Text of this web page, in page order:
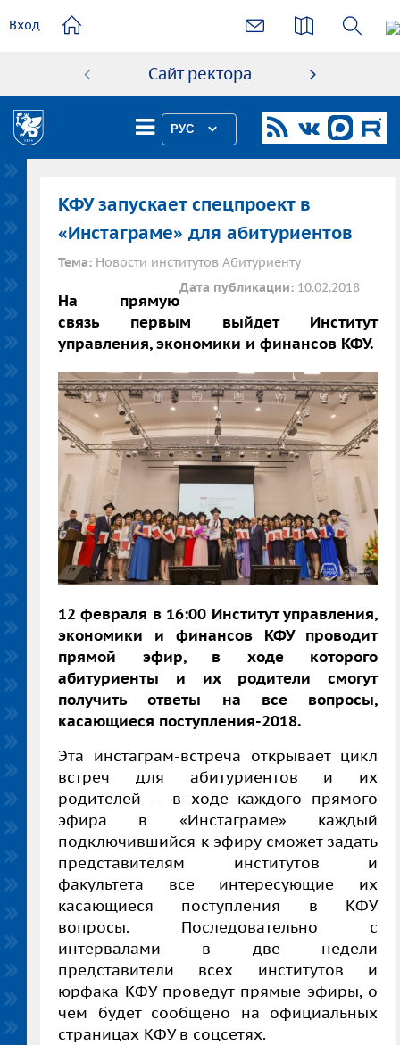
содержанию
Вход
Сайт ректора
РУС
КФУ запускает спецпроект в
«Инстаграме» для абитуриентов
Тема: Новости институтов Абитуриенту
Дата публикации: 10.02.2018
На прямую
связь первым выйдет Институт
управления, экономики и финансов КФУ.
12 февраля в 16:00 Институт управления,
экономики и финансов КФУ проводит
прямой эфир, в ходе которого
абитуриенты и их родители смогут
получить ответы на все вопросы,
касающиеся поступления-2018.
Эта инстаграм-встреча открывает цикл
встреч для абитуриентов и их
родителей — в ходе каждого прямого
эфира в «Инстаграме» каждый
подключившийся к эфиру сможет задать
представителям институтов и
факультета все интересующие их
касающиеся поступления в КФУ
вопросы. Последовательно с
интервалами в две недели
представители всех институтов и
юрфака КФУ проведут прямые эфиры, о
чем будет сообщено на официальных
страницах КФУ в соцсетях.